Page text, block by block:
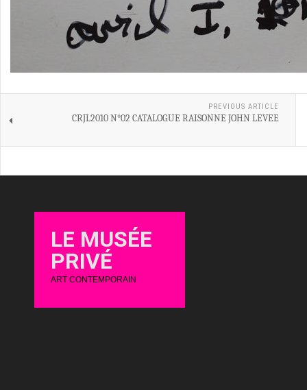
PREVIOUS ARTICLE
CRJL2010 N°02 CATALOGUE RAISONNE JOHN LEVEE
LE MUSÉE
PRIVÉ
ART CONTEMPORAIN